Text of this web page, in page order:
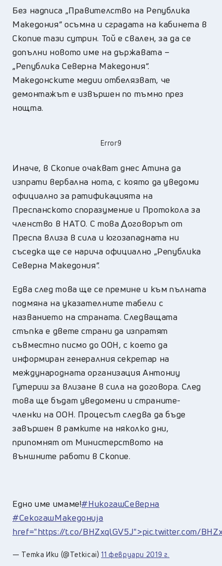
Без надписа „Правителство на Република
Македония“ осъмна и сградата на кабинета в
Скопие тази сутрин. Той е свален, за да се
допълни новото име на държавата –
„Република Северна Македония“.
Македонските медии отбелязват, че
демонтажът е извършен по тъмно през
нощта.
Error9
Иначе, в Скопие очакват днес Атина да
изпрати вербална нота, с която да уведоми
официално за ратификацията на
Преспанското споразумение и Протокола за
членство в НАТО. С това Договорът от
Преспа влиза в сила и югозападната ни
съседка ще се нарича официално „Република
Северна Македония“.
Едва след това ще се премине и към пълната
подмяна на указателните табели с
названието на страната. Следващата
стъпка е двете страни да изпратят
съвместно писмо до ООН, с което да
информиран генералния секретар на
международната организация Антониу
Гутериш за влизане в сила на договора. След
това ще бъдат уведомени и страните-
членки на ООН. Процесът следва да бъде
завършен в рамките на няколко дни,
припомнят от Министерството на
външните работи в Скопие.
Едно име имаме!#НикогашСеверна
#СекогашМакедонија
href="https://t.co/BHZxqlGV5J">pic.twitter.com/
— Тетка Ики (@Tetkicai)11 февруари 2019 г.